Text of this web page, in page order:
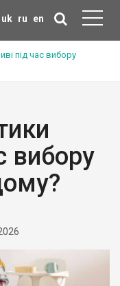
uk ru en
під час вибору
вибору